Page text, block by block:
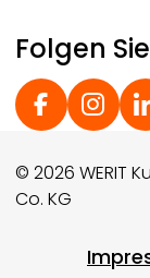
Folgen
Social Footer
© 2026 WERIT
Co. KG
Footer menu